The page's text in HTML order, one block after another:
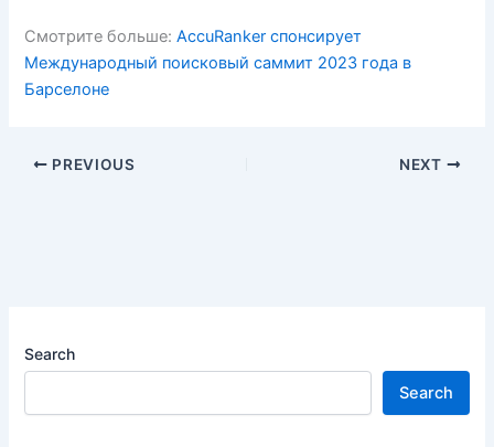
Смотрите больше:AccuRanker спонсирует
Международный поисковый саммит 2023 года в
Барселоне
PREVIOUS NEXT
Search
Search